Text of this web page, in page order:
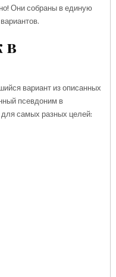
Они собраны в единую
в
вариант из описанных
псевдоним в
для самых разных целей: